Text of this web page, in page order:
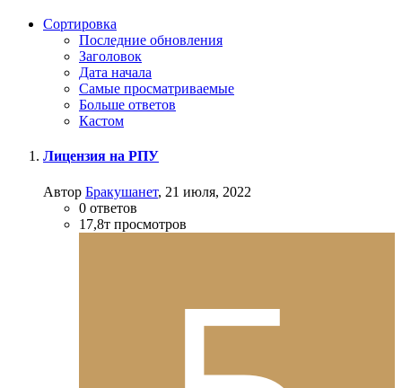
Сортировка
Последние обновления
Заголовок
Дата начала
Самые просматриваемые
Больше ответов
Кастом
Лицензия на РПУ
Автор Бракушанет, 21 июля, 2022
0 ответов
17,8т просмотров